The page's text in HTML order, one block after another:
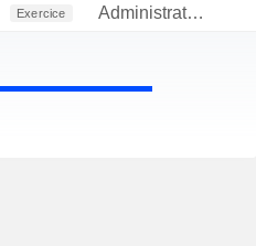
Exercice Administrateur